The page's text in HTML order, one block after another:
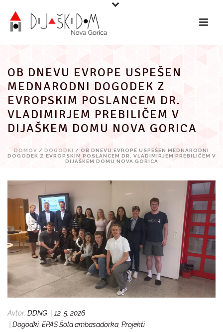
vsebino
OB DNEVU EVROPE USPEŠEN
MEDNARODNI DOGODEK Z
EVROPSKIM POSLANCEM DR.
VLADIMIRJEM PREBILIČEM V
DIJAŠKEM DOMU NOVA GORICA
DOMOV / DOGODKI / OB DNEVU EVROPE USPEŠEN MEDNARODNI
DOGODEK Z EVROPSKIM POSLANCEM DR. VLADIMIRJEM PREBILIČEM V
DIJAŠKEM DOMU NOVA GORICA
Avtor: DDNG
12. 5. 2026
Dogodki, EPAS Šola ambasadorka, Projekti